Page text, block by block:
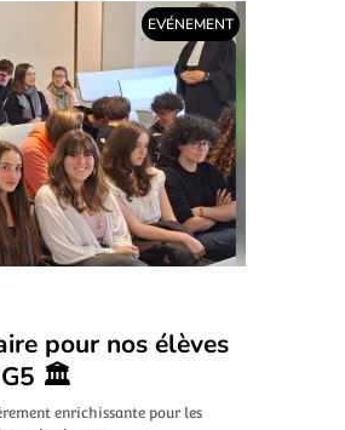
EVÉNEMENT
pour nos élèves
G5 🏛️
enrichissante pour les